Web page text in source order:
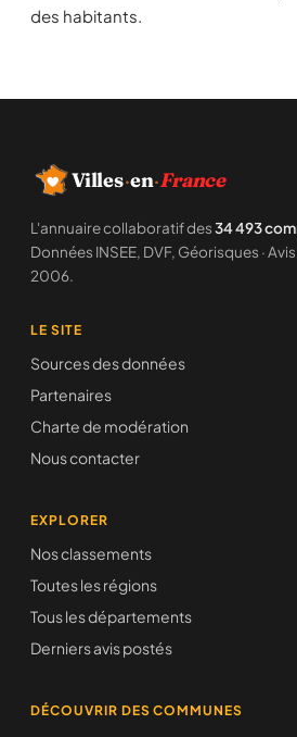
des habitants.
Villes·en·France
L'annuaire collaboratif des34 493
Données INSEE, DVF, Géorisques ·
2006.
LE SITE
Sources des données
Partenaires
Charte de modération
Nous contacter
EXPLORER
Nos classements
Toutes les régions
Tous les départements
Derniers avis postés
DÉCOUVRIR DES COMMUNES